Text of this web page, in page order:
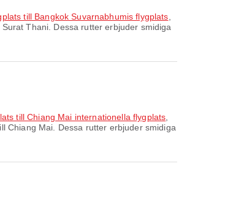
till Bangkok Suvarnabhumis flygplats
Thani. Dessa rutter erbjuder smidiga
till Chiang Mai internationella flygplats
Chiang Mai. Dessa rutter erbjuder smidiga